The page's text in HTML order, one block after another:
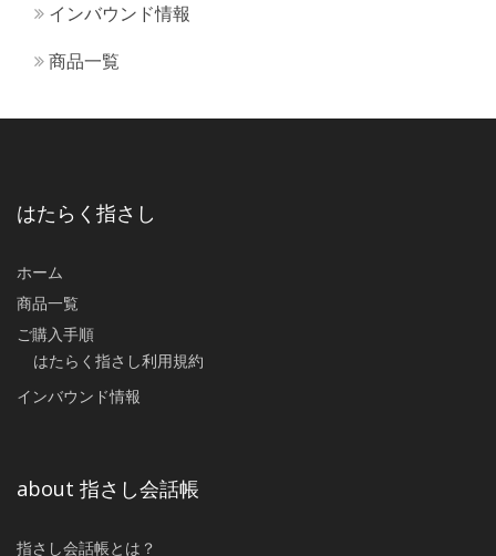
インバウンド情報
商品一覧
はたらく指さし
ホーム
商品一覧
ご購入手順
はたらく指さし利用規約
インバウンド情報
about 指さし会話帳
指さし会話帳とは？